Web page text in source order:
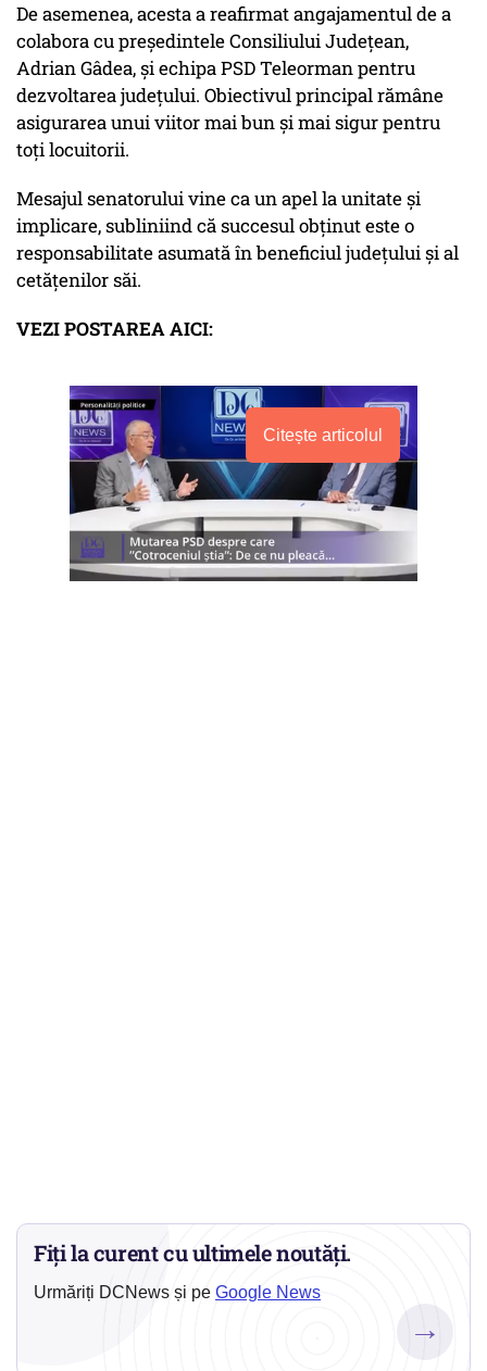
De asemenea, acesta a reafirmat angajamentul de a
colabora cu președintele Consiliului Județean,
Adrian Gâdea, și echipa PSD Teleorman pentru
dezvoltarea județului. Obiectivul principal rămâne
asigurarea unui viitor mai bun și mai sigur pentru
toți locuitorii.
Mesajul senatorului vine ca un apel la unitate și
implicare, subliniind că succesul obținut este o
responsabilitate asumată în beneficiul județului și al
cetățenilor săi.
VEZI POSTAREA AICI:
Citește articolul
Fiți la curent cu ultimele noutăți.
Urmăriți DCNews și pe Google News
→